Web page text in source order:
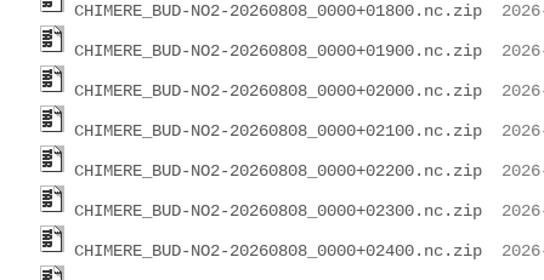
CHIMERE_BUD-NO2-20260808_0000+01800.nc.zip
CHIMERE_BUD-NO2-20260808_0000+01900.nc.zip
CHIMERE_BUD-NO2-20260808_0000+02000.nc.zip
CHIMERE_BUD-NO2-20260808_0000+02100.nc.zip
CHIMERE_BUD-NO2-20260808_0000+02200.nc.zip
CHIMERE_BUD-NO2-20260808_0000+02300.nc.zip
CHIMERE_BUD-NO2-20260808_0000+02400.nc.zip